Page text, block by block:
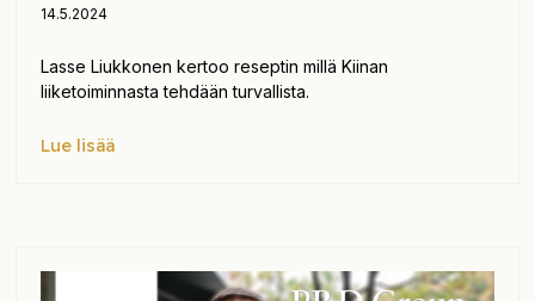
14.5.2024
Lasse Liukkonen kertoo reseptin millä Kiinan
liiketoiminnasta tehdään turvallista.
Lue lisää